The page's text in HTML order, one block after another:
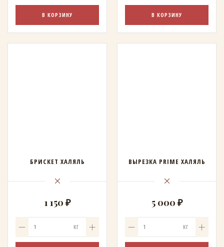
В КОРЗИНУ В КОРЗИНУ
БРИСКЕТ ХАЛЯЛЬ
1 150 ₽
КГ
ВЫРЕЗКА PRIME ХАЛЯЛЬ
5 000 ₽
КГ